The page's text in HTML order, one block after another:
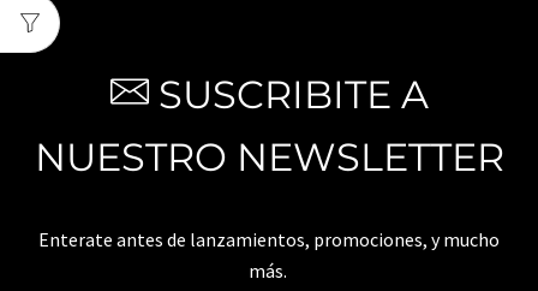
SUSCRIBITE A
NUESTRO NEWSLETTER
Enterate antes de lanzamientos, promociones, y mucho
más.